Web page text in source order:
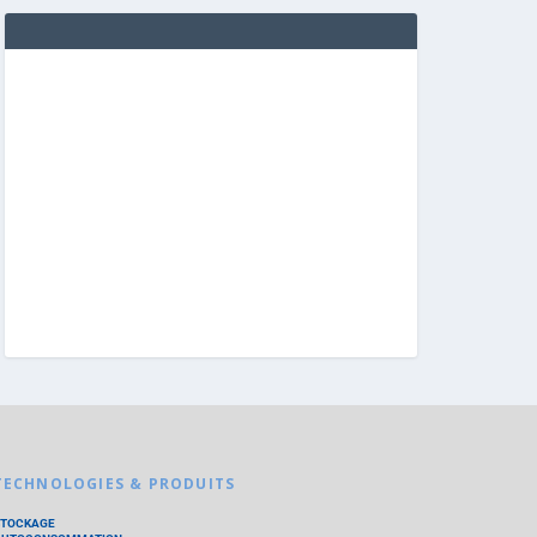
& PRODUITS